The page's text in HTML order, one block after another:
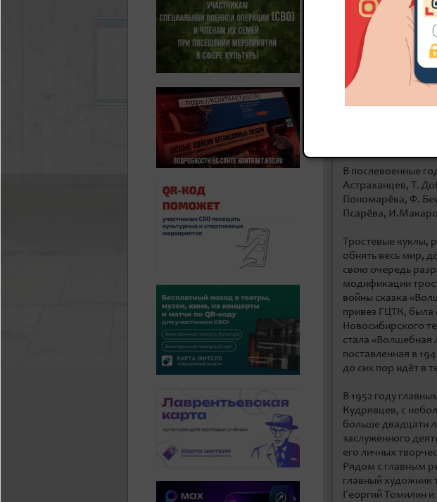
сих пор. Труппу
Е. Псарёва, И.
Дивов. Валентин
подростком во
скоро проявил
— «Русский
кукол всю свою
ролей,
В послевоенные
Астраханцев, Т.
Пономарёва, Ф.
Псарёва,
Тростевые куклы,
обнять весь мир,
свою очередь
модификации
войны сказка
привез ГЦТК, была
Новосибирского
стала «Волшебная
поставленная в
до сих пор идёт в
В 1952 году
Кудрявцев, с
больше двадцати
заслуженного
его личных
Рядом с главным
главный художник
Георгий Томилин